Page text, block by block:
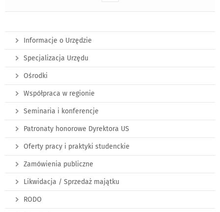
Informacje o Urzędzie
Specjalizacja Urzędu
Ośrodki
Współpraca w regionie
Seminaria i konferencje
Patronaty honorowe Dyrektora US
Oferty pracy i praktyki studenckie
Zamówienia publiczne
Likwidacja / Sprzedaż majątku
RODO